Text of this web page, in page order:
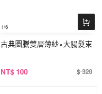
1/6
古典圖騰雙層薄紗×大腸髮束
NT$ 100 $ 320